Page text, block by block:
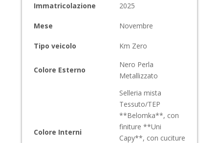
Immatricolazione 2025
Mese Novembre
Tipo veicolo Km Zero
Colore Esterno
Nero Perla
Metallizzato
Colore Interni
Selleria mista
Tessuto/TEP
**Belomka**, con
finiture **Uni
Capy**, con cuciture